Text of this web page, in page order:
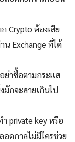
Crypto ต้องเสีย
Exchange ที่ได้
ย่าซื้อตามกระแส
กจะสายเกินไป
private key หรือ
อดกาลไม่มีใครช่วย